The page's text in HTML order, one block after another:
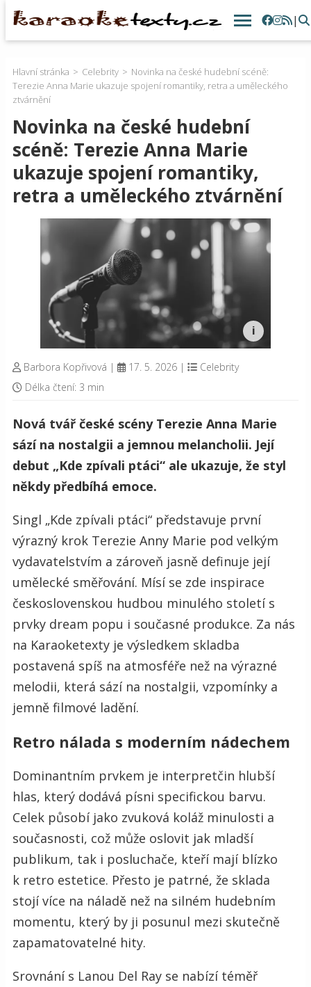
|
Hlavní stránka Celebrity
Novinka na české hudební scéně:
Terezie Anna Marie ukazuje spojení romantiky, retra a uměleckého
ztvárnění
Novinka na české hudební
scéně: Terezie Anna Marie
ukazuje spojení romantiky,
retra a uměleckého ztvárnění
Barbora Kopřivová | 17. 5. 2026 |
Celebrity
Délka čtení: 3 min
Nová tvář české scény Terezie Anna Marie
sází na nostalgii a jemnou melancholii. Její
debut „Kde zpívali ptáci“ ale ukazuje, že styl
někdy předbíhá emoce.
Singl „Kde zpívali ptáci“ představuje první
výrazný krok Terezie Anny Marie pod velkým
vydavatelstvím a zároveň jasně definuje její
umělecké směřování. Mísí se zde inspirace
československou hudbou minulého století s
prvky dream popu i současné produkce. Za nás
na Karaoketexty je výsledkem skladba
postavená spíš na atmosféře než na výrazné
melodii, která sází na nostalgii, vzpomínky a
jemně filmové ladění.
Retro nálada s moderním nádechem
Dominantním prvkem je interpretčin hlubší
hlas, který dodává písni specifickou barvu.
Celek působí jako zvuková koláž minulosti a
současnosti, což může oslovit jak mladší
publikum, tak i posluchače, kteří mají blízko
k retro estetice. Přesto je patrné, že sklada
stojí více na náladě než na silném hudebním
momentu, který by ji posunul mezi skutečně
zapamatovatelné hity.
Srovnání s Lanou Del Ray se nabízí téměř